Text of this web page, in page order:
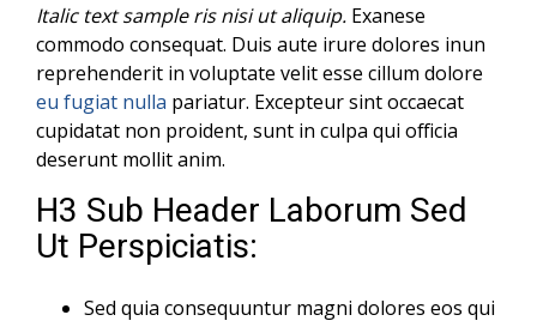
Italic text sample ris nisi ut aliquip. Exanese
commodo consequat. Duis aute irure dolores inun
reprehenderit in voluptate velit esse cillum dolore
eu fugiat nulla pariatur. Excepteur sint occaecat
cupidatat non proident, sunt in culpa qui officia
deserunt mollit anim.
H3 Sub Header Laborum Sed
Ut Perspiciatis:
Sed quia consequuntur magni dolores eos qui